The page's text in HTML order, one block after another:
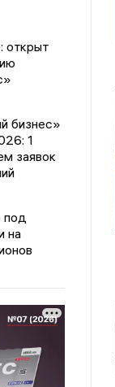
открыт
бизнес»
1
заявок
под
на